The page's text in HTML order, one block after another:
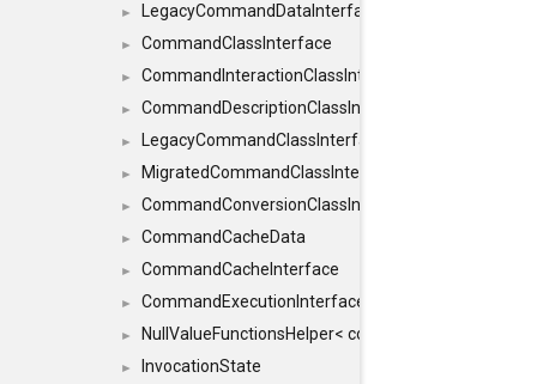
► LegacyCommandDataInterface
► CommandClassInterface
► CommandInteractionClassInterface
► CommandDescriptionClassInterface
► LegacyCommandClassInterface
► MigratedCommandClassInterface
► CommandConversionClassInterface
► CommandCacheData
► CommandCacheInterface
► CommandExecutionInterface
► NullValueFunctionsHelper< const Result<
► InvocationState